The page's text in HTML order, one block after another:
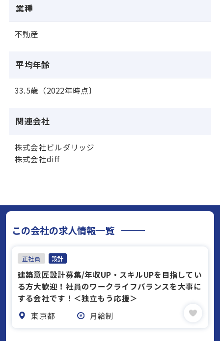
業種
不動産
平均年齢
33.5歳（2022年時点〕
関連会社
株式会社ビルダリッジ
株式会社diff
この会社の求人情報一覧
正社員 設計
建築意匠設計募集/年収UP・スキルUPを目指してい
る方大歓迎！社員のワークライフバランスを大事に
する会社です！＜独立もう応援＞
東京都
月給制